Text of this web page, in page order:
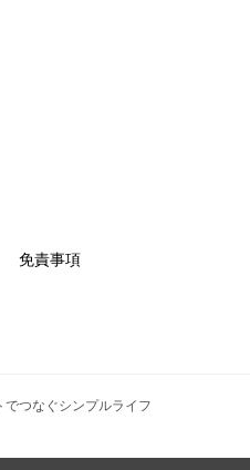
免責事項
つなぐシンプルライフ